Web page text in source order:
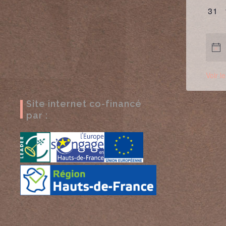
0
31
Voir
Site internet co-financé
par :